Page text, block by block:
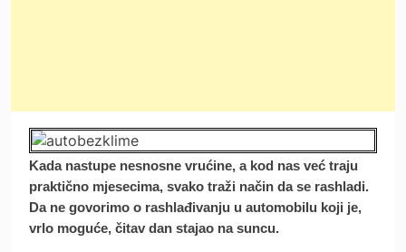
Kada nastupe nesnosne vrućine, a kod nas već traju
praktično mjesecima, svako traži način da se rashladi.
Da ne govorimo o rashlađivanju u automobilu koji je,
vrlo moguće, čitav dan stajao na suncu.